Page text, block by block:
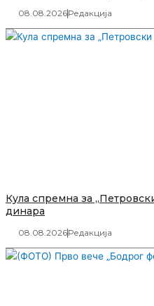
08.08.2026Редакција
Кула спремна за
динара
08.08.2026Редакција